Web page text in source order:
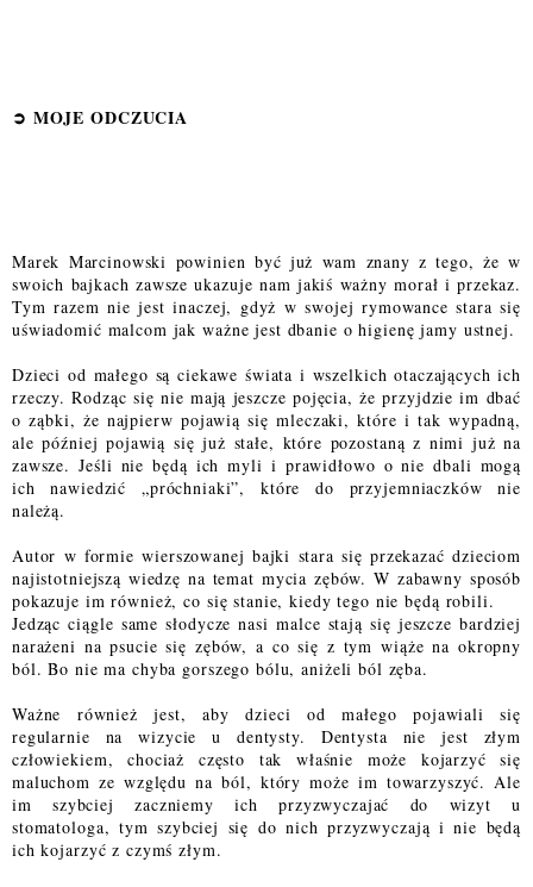
➲ MOJE ODCZUCIA
Marek Marcinowski powinien być już wam znany z tego, że w
swoich bajkach zawsze ukazuje nam jakiś ważny morał i przekaz.
Tym razem nie jest inaczej, gdyż w swojej rymowance stara się
uświadomić malcom jak ważne jest dbanie o higienę jamy ustnej.
Dzieci od małego są ciekawe świata i wszelkich otaczających ich
rzeczy. Rodząc się nie mają jeszcze pojęcia, że przyjdzie im dbać
o ząbki, że najpierw pojawią się mleczaki, które i tak wypadną,
ale później pojawią się już stałe, które pozostaną z nimi już na
zawsze. Jeśli nie będą ich myli i prawidłowo o nie dbali mogą
ich nawiedzić „próchniaki”, które do przyjemniaczków nie
należą.
Autor w formie wierszowanej bajki stara się przekazać dzieciom
najistotniejszą wiedzę na temat mycia zębów. W zabawny sposób
pokazuje im również, co się stanie, kiedy tego nie będą robili.
Jedząc ciągle same słodycze nasi malce stają się jeszcze bardziej
narażeni na psucie się zębów, a co się z tym wiąże na okropny
ból. Bo nie ma chyba gorszego bólu, aniżeli ból zęba.
Ważne również jest, aby dzieci od małego pojawiali się
regularnie na wizycie u dentysty. Dentysta nie jest złym
człowiekiem, chociaż często tak właśnie może kojarzyć się
maluchom ze względu na ból, który może im towarzyszyć. Ale
im szybciej zaczniemy ich przyzwyczajać do wizyt u
stomatologa, tym szybciej się do nich przyzwyczają i nie będą
ich kojarzyć z czymś złym.